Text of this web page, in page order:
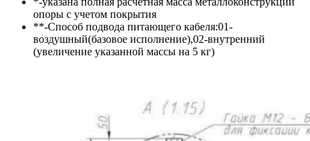
опоры с учетом покрытия
**-Способ подвода питающего кабеля:01-
воздушный(базовое исполнение),02-внутренний
(увеличение указанной массы на 5 кг)